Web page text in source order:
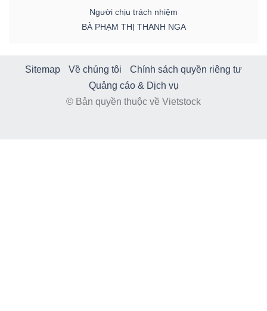
Người chịu trách nhiệm
BÀ PHẠM THỊ THANH NGA
Sitemap Về chúng tôi
Chính sách quyền riêng tư
Quảng cáo & Dịch vụ
© Bản quyền thuộc về Vietstock